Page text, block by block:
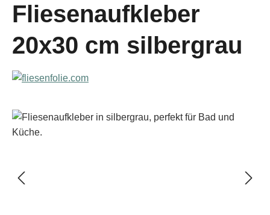
Fliesenaufkleber
20x30 cm silbergrau
Bildergalerie überspringen